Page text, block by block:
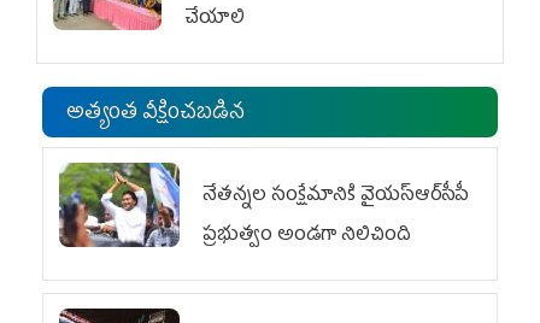
చేయాలి
అత్యంత వీక్షించబడిన
నేతన్నల సంక్షేమానికి వైయ‌స్ఆర్‌సీపీ
ప్రభుత్వం అండగా నిలిచింది